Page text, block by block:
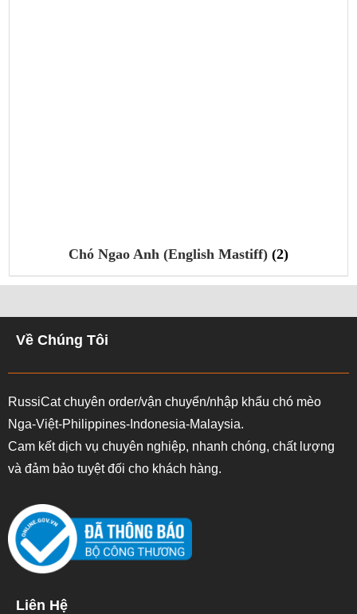
Chó Ngao Anh (English Mastiff) (2)
Về Chúng Tôi
RussiCat chuyên order/vận chuyển/nhập khẩu chó mèo
Nga-Việt-Philippines-Indonesia-Malaysia.
Cam kết dịch vụ chuyên nghiệp, nhanh chóng, chất lượng
và đảm bảo tuyệt đối cho khách hàng.
Liên Hệ